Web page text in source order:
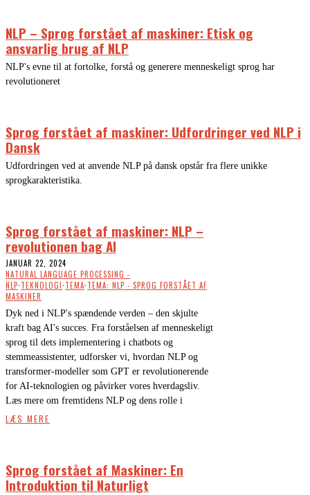
NLP – Sprog forstået af maskiner: Etisk og
ansvarlig brug af NLP
NLP's evne til at fortolke, forstå og generere menneskeligt sprog har
revolutioneret
Sprog forstået af maskiner: Udfordringer ved NLP i
Dansk
Udfordringen ved at anvende NLP på dansk opstår fra flere unikke
sprogkarakteristika.
Sprog forstået af maskiner: NLP –
revolutionen bag AI
JANUAR 22, 2024
NATURAL LANGUAGE PROCESSING -
NLP·TEKNOLOGI·TEMA·TEMA: NLP - SPROG FORSTÅET AF
MASKINER
Dyk ned i NLP's spændende verden – den skjulte
kraft bag AI's succes. Fra forståelsen af menneskeligt
sprog til dets implementering i chatbots og
stemmeassistenter, udforsker vi, hvordan NLP og
transformer-modeller som GPT er revolutionerende
for AI-teknologien og påvirker vores hverdagsliv.
Læs mere om fremtidens NLP og dens rolle i
LÆS MERE
Sprog forstået af Maskiner: En
Introduktion til Naturligt